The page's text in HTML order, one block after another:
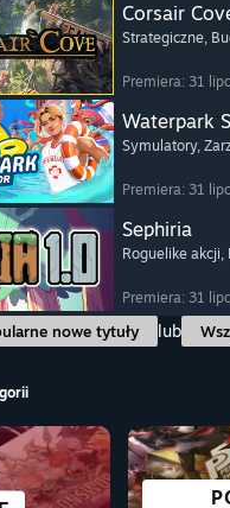
Corsair
Strategiczne,
Premiera: 31
Waterpark
Symulatory,
Premiera: 31
Sephiria
Roguelike akcji,
Premiera: 31
nowe tytuły lub